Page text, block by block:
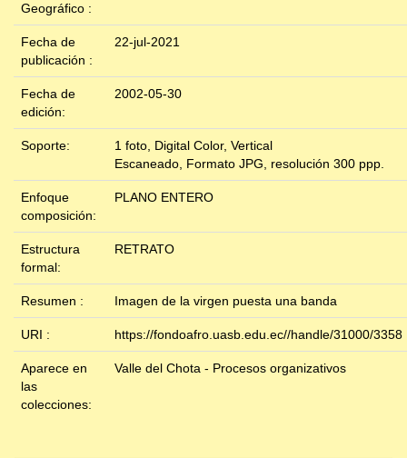
Geográfico :
Fecha de
publicación :
22-jul-2021
Fecha de
edición:
2002-05-30
Soporte:
1 foto, Digital Color, Vertical
Escaneado, Formato JPG, resolución 300 ppp.
Enfoque
composición:
PLANO ENTERO
Estructura
formal:
RETRATO
Resumen : Imagen de la virgen puesta una banda
URI : https://fondoafro.uasb.edu.ec//handle/31000/3358
Aparece en
las
colecciones:
Valle del Chota - Procesos organizativos